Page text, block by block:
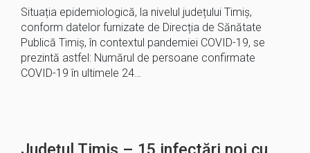
Situația epidemiologică, la nivelul județului Timiș,
conform datelor furnizate de Direcția de Sănătate
Publică Timiș, în contextul pandemiei COVID-19, se
prezintă astfel: Numărul de persoane confirmate
COVID-19 în ultimele 24…